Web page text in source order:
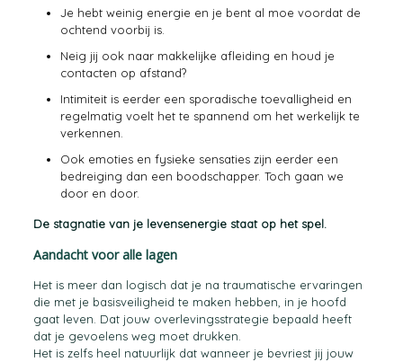
Je hebt weinig energie en je bent al moe voordat de
ochtend voorbij is.
Neig jij ook naar makkelijke afleiding en houd je
contacten op afstand?
Intimiteit is eerder een sporadische toevalligheid en
regelmatig voelt het te spannend om het werkelijk te
verkennen.
Ook emoties en fysieke sensaties zijn eerder een
bedreiging dan een boodschapper. Toch gaan we
door en door.
De stagnatie van je levensenergie staat op het spel.
Aandacht voor alle lagen
Het is meer dan logisch dat je na traumatische ervaringen
die met je basisveiligheid te maken hebben, in je hoofd
gaat leven. Dat jouw overlevingsstrategie bepaald heeft
dat je gevoelens weg moet drukken.
Het is zelfs heel natuurlijk dat wanneer je bevriest jij jouw